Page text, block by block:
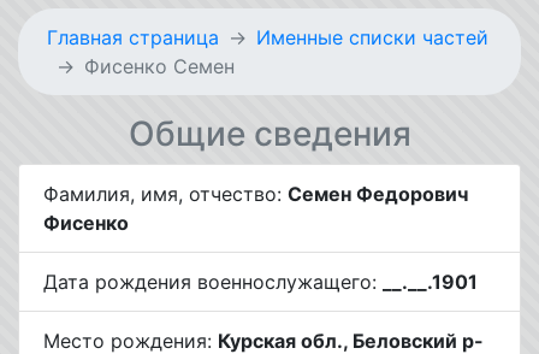
Главная страница
Именные списки частей
Фисенко Семен
Общие сведения
Фамилия, имя, отчество: Семен Федорович
Фисенко
Дата рождения военнослужащего: __.__.1901
Место рождения: Курская обл., Беловский р-